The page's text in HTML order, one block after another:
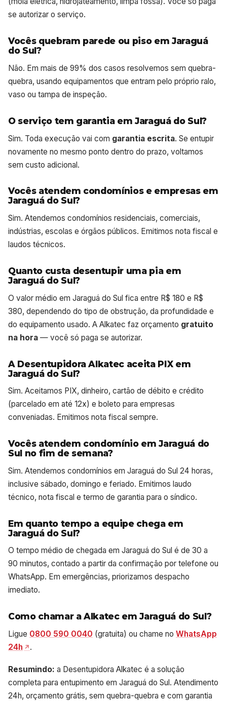
se autorizar o serviço.
Vocês quebram parede ou piso em Jaraguá
do Sul?
Não. Em mais de 99% dos casos resolvemos sem quebra-
quebra, usando equipamentos que entram pelo próprio ralo,
vaso ou tampa de inspeção.
O serviço tem garantia em Jaraguá do Sul?
Sim. Toda execução vai com garantia escrita. Se entupir
novamente no mesmo ponto dentro do prazo, voltamos
sem custo adicional.
Vocês atendem condomínios e empresas em
Jaraguá do Sul?
Sim. Atendemos condomínios residenciais, comerciais,
indústrias, escolas e órgãos públicos. Emitimos nota fiscal e
laudos técnicos.
Quanto custa desentupir uma pia em
Jaraguá do Sul?
O valor médio em Jaraguá do Sul fica entre R$ 180 e R$
380, dependendo do tipo de obstrução, da profundidade e
do equipamento usado. A Alkatec faz orçamento gratuito
na hora — você só paga se autorizar.
A Desentupidora Alkatec aceita PIX em
Jaraguá do Sul?
Sim. Aceitamos PIX, dinheiro, cartão de débito e crédito
(parcelado em até 12x) e boleto para empresas
conveniadas. Emitimos nota fiscal sempre.
Vocês atendem condomínio em Jaraguá do
Sul no fim de semana?
Sim. Atendemos condomínios em Jaraguá do Sul 24 horas,
inclusive sábado, domingo e feriado. Emitimos laudo
técnico, nota fiscal e termo de garantia para o síndico.
Em quanto tempo a equipe chega em
Jaraguá do Sul?
O tempo médio de chegada em Jaraguá do Sul é de 30 a
90 minutos, contado a partir da confirmação por telefone ou
WhatsApp. Em emergências, priorizamos despacho
imediato.
Como chamar a Alkatec em Jaraguá do Sul?
Ligue 0800 590 0040 (gratuita) ou chame no WhatsApp
24h
.
Resumindo: a Desentupidora Alkatec é a solução
completa para entupimento em Jaraguá do Sul. Atendimento
24h, orçamento grátis, sem quebra-quebra e com garantia